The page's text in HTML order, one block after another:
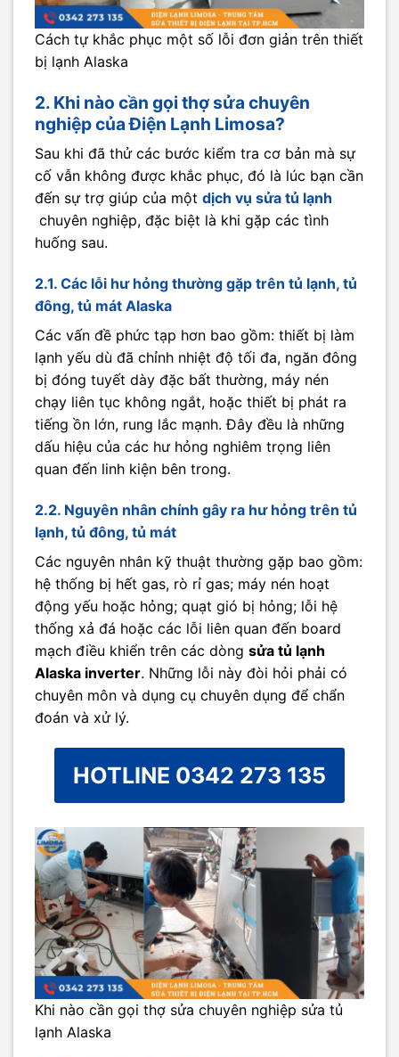
Cách tự khắc phục một số lỗi đơn giản trên thiết
bị lạnh Alaska
2. Khi nào cần gọi thợ sửa chuyên
nghiệp của Điện Lạnh Limosa?
Sau khi đã thử các bước kiểm tra cơ bản mà sự
cố vẫn không được khắc phục, đó là lúc bạn cần
đến sự trợ giúp của một dịch vụ sửa tủ lạnh
chuyên nghiệp, đặc biệt là khi gặp các tình
huống sau.
2.1. Các lỗi hư hỏng thường gặp trên tủ lạnh, tủ
đông, tủ mát Alaska
Các vấn đề phức tạp hơn bao gồm: thiết bị làm
lạnh yếu dù đã chỉnh nhiệt độ tối đa, ngăn đông
bị đóng tuyết dày đặc bất thường, máy nén
chạy liên tục không ngắt, hoặc thiết bị phát ra
tiếng ồn lớn, rung lắc mạnh. Đây đều là những
dấu hiệu của các hư hỏng nghiêm trọng liên
quan đến linh kiện bên trong.
2.2. Nguyên nhân chính gây ra hư hỏng trên tủ
lạnh, tủ đông, tủ mát
Các nguyên nhân kỹ thuật thường gặp bao gồm:
hệ thống bị hết gas, rò rỉ gas; máy nén hoạt
động yếu hoặc hỏng; quạt gió bị hỏng; lỗi hệ
thống xả đá hoặc các lỗi liên quan đến board
mạch điều khiển trên các dòng sửa tủ lạnh
Alaska inverter. Những lỗi này đòi hỏi phải có
chuyên môn và dụng cụ chuyên dụng để chẩn
đoán và xử lý.
HOTLINE 0342 273 135
Khi nào cần gọi thợ sửa chuyên nghiệp sửa tủ
lạnh Alaska